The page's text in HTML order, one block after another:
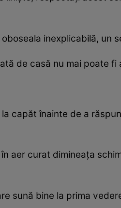
inexplicabilă,
de casă nu mai poate
capăt înainte de a
aer curat dimineața
sună bine la prima